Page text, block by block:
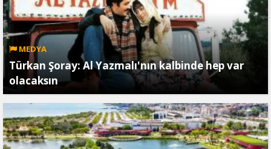
MEDYA
Türkan Şoray: Al Yazmalı'nın kalbinde hep var
olacaksın